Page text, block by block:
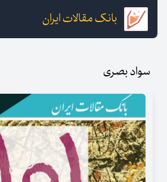
بانک مقالات ایران
سواد بصری